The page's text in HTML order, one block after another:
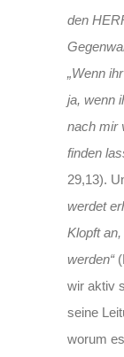
den
„Wenn
ja, wenn
nach mir
finden
29,13).
werdet
Klopft
werden“
wir aktiv
seine
worum